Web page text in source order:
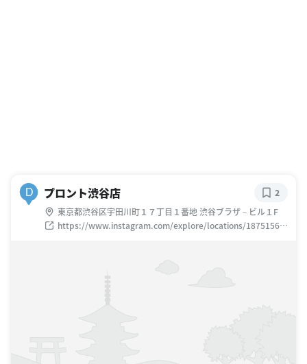
D プロント渋谷店
東京都渋谷区宇田川町１７丁目１番地 渋谷ブラザ－ビル１F
https://www.instagram.com/explore/locations/18751568
2